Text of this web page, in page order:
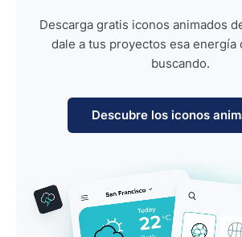
Descarga gratis iconos animados
dale a tus proyectos esa energía
buscando.
Descubre los iconos